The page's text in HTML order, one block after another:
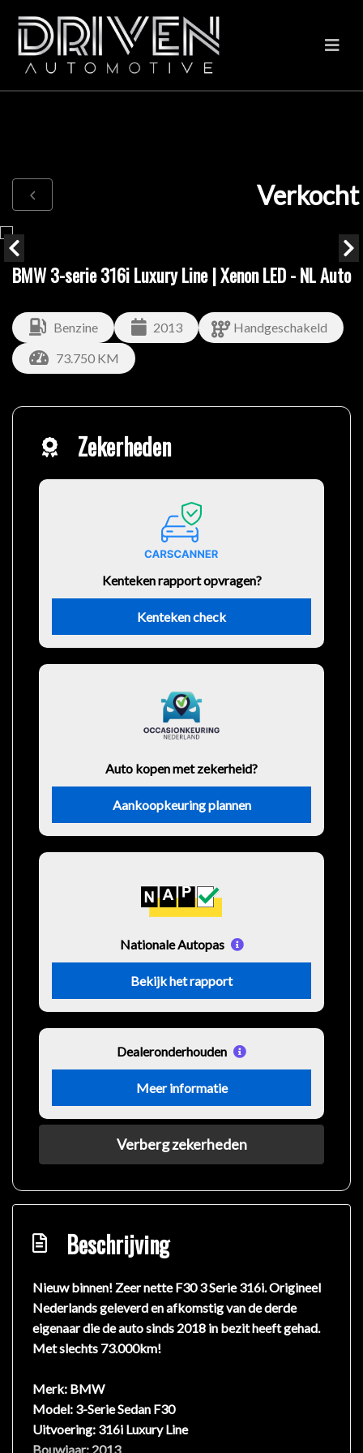
Verkocht
BMW 3-serie 316i Luxury Line | Xenon LED - NL Auto
Benzine 2013
Handgeschakeld
73.750 KM
Zekerheden
Kenteken rapport opvragen?
Kenteken check
Auto kopen met zekerheid?
Aankoopkeuring plannen
Nationale Autopas
Bekijk het rapport
Dealeronderhouden
Meer informatie
Verberg zekerheden
Beschrijving
Nieuw binnen! Zeer nette F30 3 Serie 316i. Origineel
Nederlands geleverd en afkomstig van de derde
eigenaar die de auto sinds 2018 in bezit heeft gehad.
Met slechts 73.000km!
Merk: BMW
Model: 3-Serie Sedan F30
Uitvoering: 316i Luxury Line
Bouwjaar: 2013